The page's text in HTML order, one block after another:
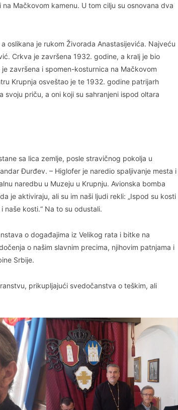
Mačkovom kamenu. U tom cilju su osnovana dva
oslikana je rukom Živorada Anastasijevića. Najveću
Crkva je završena 1932. godine, a kralj je bio
završena i spomen-kosturnica na Mačkovom
Krupnja osveštao je te 1932. godine patrijarh
priču, a oni koji su sahranjeni ispod oltara
sa lica zemlje, posle stravičnog pokolja u
Đurđev. – Higlofer je naredio spaljivanje mesta i
naredbu u Muzeju u Krupnju. Avionska bomba
je aktiviraju, ali su im naši ljudi rekli: „Ispod su kosti
naše kosti.“ Na to su odustali.
o događajima iz Velikog rata i bitke na
o našim slavnim precima, njihovim patnjama i
Srbije.
prikupljajući svedočanstva o teškim, ali